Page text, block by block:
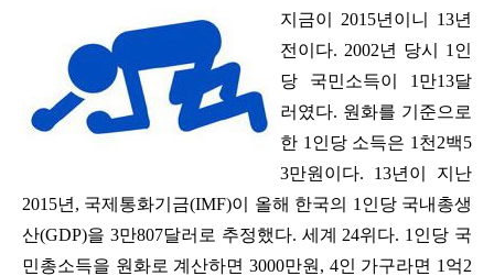
지금이 2015년이니 13년
전이다. 2002년 당시 1인
당 국민소득이 1만13달
러였다. 원화를 기준으로
한 1인당 소득은 1천2백5
3만원이다. 13년이 지난
2015년, 국제통화기금(IMF)이 올해 한국의 1인당 국내총생
산(GDP)을 3만807달러로 추정했다. 세계 24위다. 1인당 국
민총소득을 원화로 계산하면 3000만원, 4인 가구라면 1억2